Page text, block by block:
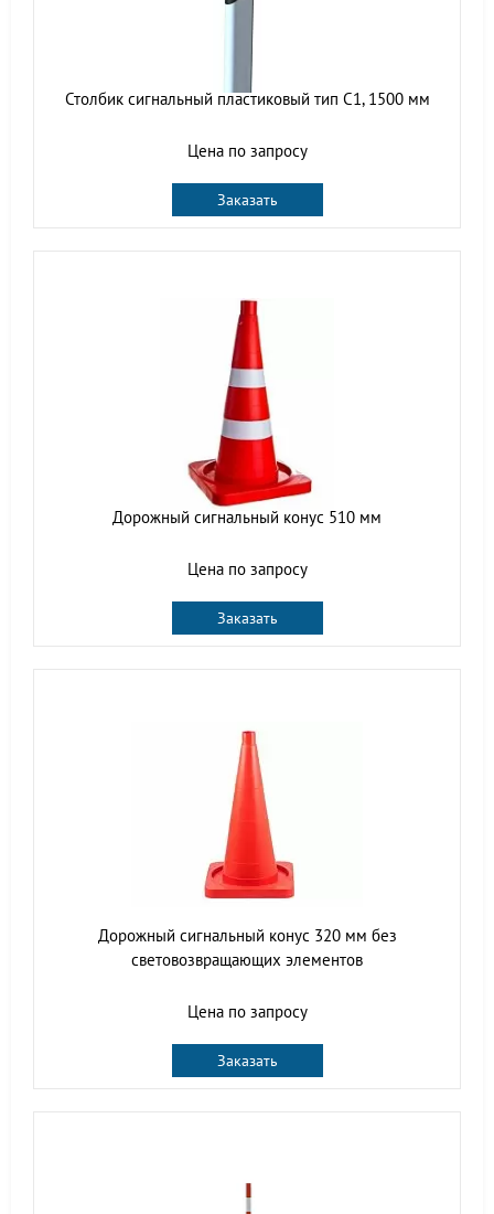
Столбик сигнальный пластиковый тип С1, 1500 мм
Цена по запросу
Заказать
Дорожный сигнальный конус 510 мм
Цена по запросу
Заказать
Дорожный сигнальный конус 320 мм без
световозвращающих элементов
Цена по запросу
Заказать